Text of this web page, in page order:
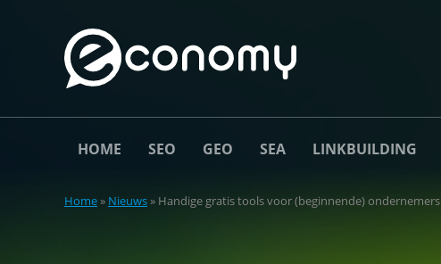
HOME SEO GEO SEA LINKBUILDING
Home» Nieuws» Handige gratis tools voor (beginnende) ondernemers